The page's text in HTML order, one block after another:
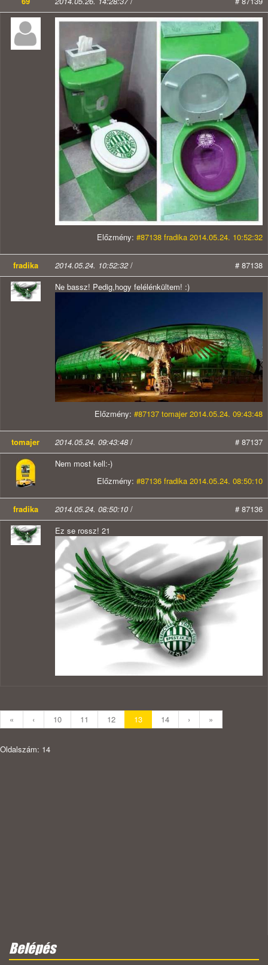
Előzmény: #87138 fradika 2014.05.24. 10:52:32
fradika 2014.05.24. 10:52:32/
# 87138
Ne bassz! Pedig,hogy felélénkültem! :)
Előzmény: #87137 tomajer 2014.05.24. 09:43:48
tomajer 2014.05.24. 09:43:48 /
# 87137
Nem most kell:-)
Előzmény: #87136 fradika 2014.05.24. 08:50:10
fradika 2014.05.24. 08:50:10 /
# 87136
Ez se rossz! 21
« ‹ 10 11 12 13 14 › »
Oldalszám: 14
Belépés